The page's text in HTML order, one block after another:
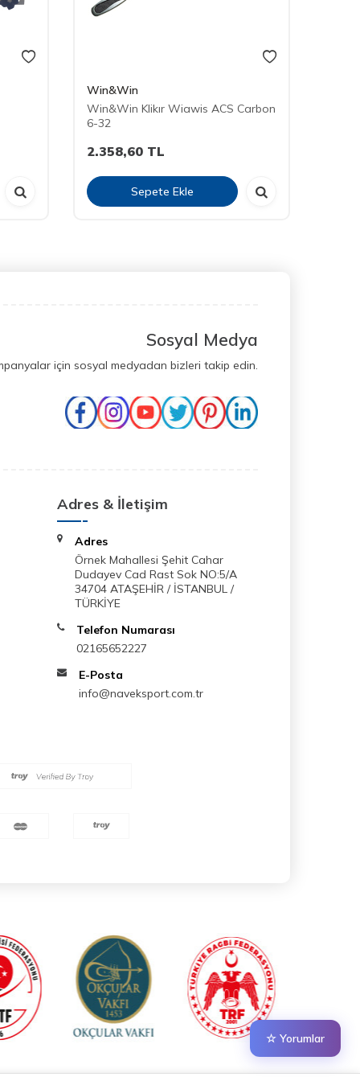
☆ Yorumlar
Win&Win
Win&Win Klikır Wiawis ACS Carbon
6-32
2.358,60 TL
Sepete Ekle
Sosyal Medya
için sosyal medyadan bizleri takip edin.
Adres & İletişim
Adres
Örnek Mahallesi Şehit Cahar
Dudayev Cad Rast Sok NO:5/A
34704 ATAŞEHİR / İSTANBUL /
TÜRKİYE
Telefon Numarası
02165652227
E-Posta
info@naveksport.com.tr